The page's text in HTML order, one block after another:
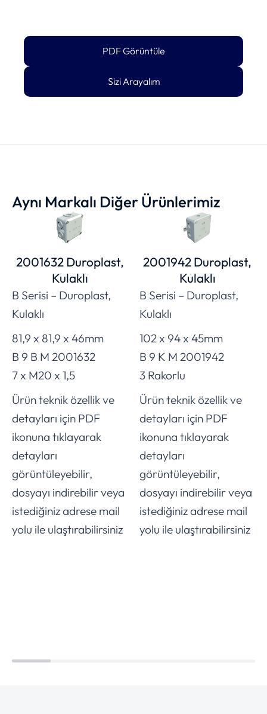
PDF Görüntüle
Sizi Arayalım
Aynı Markalı Diğer Ürünlerimiz
2001632 Duroplast,
Kulaklı
B Serisi – Duroplast,
Kulaklı
81,9 x 81,9 x 46mm
B 9 B M 2001632
7 x M20 x 1,5
Ürün teknik özellik ve
detayları için PDF
ikonuna tıklayarak
detayları
görüntüleyebilir,
dosyayı indirebilir veya
istediğiniz adrese mail
yolu ile ulaştırabilirsiniz
2001942 Duroplast,
Kulaklı
B Serisi – Duroplast,
Kulaklı
102 x 94 x 45mm
B 9 K M 2001942
3 Rakorlu
Ürün teknik özellik ve
detayları için PDF
ikonuna tıklayarak
detayları
görüntüleyebilir,
dosyayı indirebilir veya
istediğiniz adrese mail
yolu ile ulaştırabilirsiniz